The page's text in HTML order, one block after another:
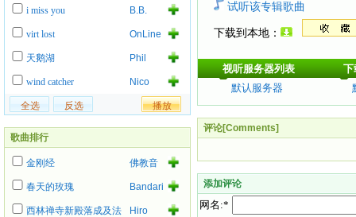
i miss you
B.B.
virt lost
OnLine
天鹅湖
Phil
wind catcher
Nico
歌曲排行
金刚经
佛教音
春天的玫瑰
Bandari
西林禅寺新殿落成及法
Hiro
试听该专辑歌曲
下载到本地：
视听服务器列表
下
默认服务器
评论[Comments]
添加评论
网名:*